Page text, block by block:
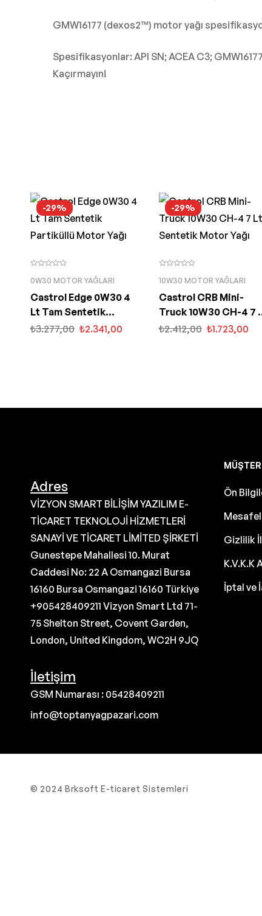
GMW16177 (dexos2™) motor yağı
Spesifikasyonlar: API SN; ACEA C3;
Kaçırmayın!
-29%
0W30 MOTOR YAĞLARI
Castrol Edge 0W30 4
Lt Tam Sentetik
Partiküllü Motor Yağı
₺3.277,00 ₺2.341,00
-29%
10W30 MOTOR YAĞLARI
Castrol CRB Mini-
Truck 10W30 CH-4 7
Sentetik Motor Yağı
₺2.412,00 ₺1.723,00
Adres
VİZYON SMART BİLİŞİM YAZILIM E-
TİCARET TEKNOLOJİ HİZMETLERİ
SANAYİ VE TİCARET LİMİTED ŞİRKETİ
Gunestepe Mahallesi 10. Murat
Caddesi No: 22 A Osmangazi Bursa
16160 Bursa Osmangazi 16160 Türkiye
+905428409211 Vizyon Smart Ltd 71-
75 Shelton Street, Covent Garden,
London, United Kingdom, WC2H 9JQ
İletişim
GSM Numarası : 05428409211
info@toptanyagpazari.com
Ön
Gizlilik
K.V.K.K
İptal ve
© 2024 Brksoft E-ticaret Sistemleri